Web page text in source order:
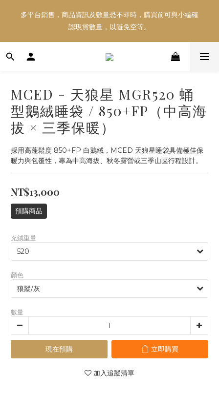
多平台銷售，商品資訊及數量恐不即時，購買前可與小編確
認現貨數量，以避免空等。
好東西跟好朋友分享～推薦好友一同享100元購物金！！！
多平台銷售，商品資訊及數量恐不即時，購買前可與小編確
MCED - 天狼星 MGR520 蛹
型鵝絨睡袋 / 850+FP（中高海
拔 × 三季保暖）
採用高蓬鬆度 850+FP 白鵝絨，MCED 天狼星睡袋具備極佳保
暖力與包覆性，專為中高海拔、秋冬露營或三季山區行程設計。
NT$13,000
預購商品
充絨重量
顏色
數量
現在預購 立即購買
加入追蹤清單